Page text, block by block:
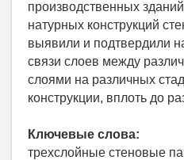
производственных
натурных конструкций
выявили и подтвердили
связи слоев между
слоями на различных
конструкции, вплоть до
Ключевые слова:
трехслойные стеновые